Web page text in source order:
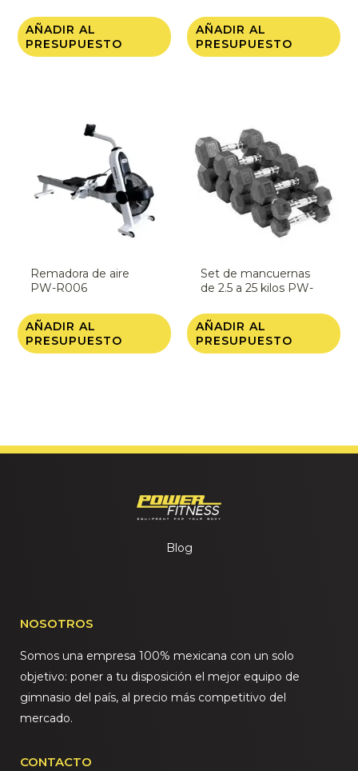
AÑADIR AL
PRESUPUESTO
AÑADIR AL
PRESUPUESTO
Remadora de aire
PW-R006
AÑADIR AL
PRESUPUESTO
Set de mancuernas
de 2.5 a 25 kilos PW-
AÑADIR AL
PRESUPUESTO
Blog
NOSOTROS
Somos una empresa 100% mexicana con un solo
objetivo: poner a tu disposición el mejor equipo de
gimnasio del país, al precio más competitivo del
mercado.
CONTACTO